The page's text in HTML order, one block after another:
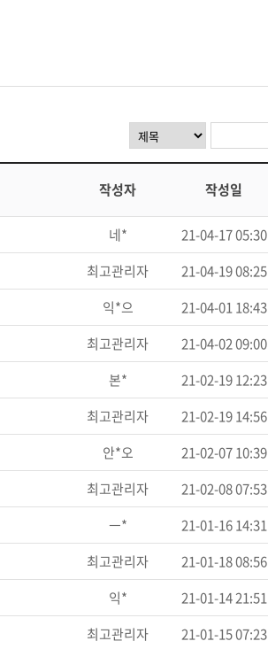
작성자 작성일
네* 21-04-17 05:30
최고관리자 21-04-19 08:25
익*으 21-04-01 18:43
최고관리자 21-04-02 09:00
본* 21-02-19 12:23
최고관리자 21-02-19 14:56
안*오 21-02-07 10:39
최고관리자 21-02-08 07:53
ㅡ* 21-01-16 14:31
최고관리자 21-01-18 08:56
익* 21-01-14 21:51
최고관리자 21-01-15 07:23